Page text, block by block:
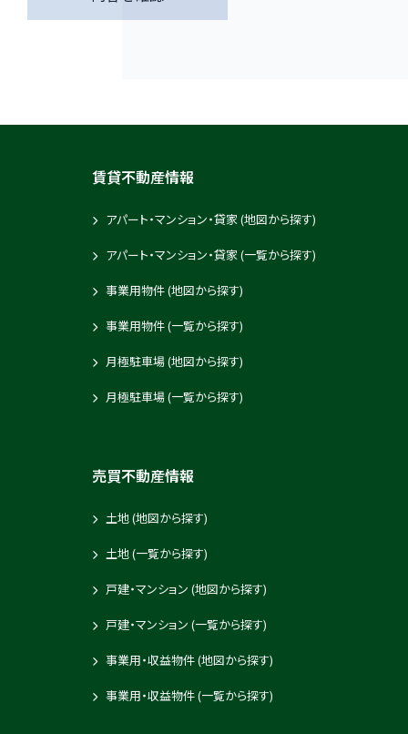
賃貸不動産情報
アパート・マンション・貸家 (地図から探す)
アパート・マンション・貸家 (一覧から探す)
事業用物件 (地図から探す)
事業用物件 (一覧から探す)
月極駐車場 (地図から探す)
月極駐車場 (一覧から探す)
売買不動産情報
土地 (地図から探す)
土地 (一覧から探す)
戸建・マンション (地図から探す)
戸建・マンション (一覧から探す)
事業用・収益物件 (地図から探す)
事業用・収益物件 (一覧から探す)